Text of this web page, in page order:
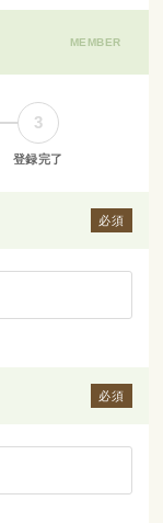
MEMBER
3
登録完了
必須
必須